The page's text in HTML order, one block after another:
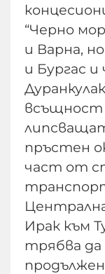
“Черно
и Варна,
и Бургас
всъщност
пръстен
част от
Ирак към
трябва